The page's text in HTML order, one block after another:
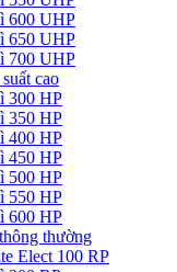
600 UHP
650 UHP
700 UHP
cao
300 HP
350 HP
400 HP
450 HP
500 HP
550 HP
600 HP
thường
Elect 100 RP